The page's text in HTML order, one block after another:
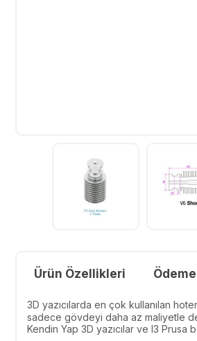
Ürün Özellikleri
3D yazıcılarda en çok kullanılan
sadece gövdeyi daha az maliyetle
Kendin Yap 3D yazıcılar ve I3 Prusa